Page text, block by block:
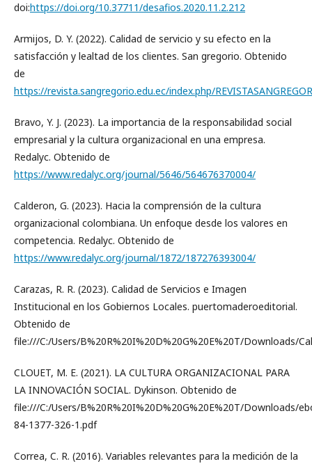
doi:https://doi.org/10.37711/desafios.2020.11.2.212
Armijos, D. Y. (2022). Calidad de servicio y su efecto en la
satisfacción y lealtad de los clientes. San gregorio. Obtenido
de
https://revista.sangregorio.edu.ec/index.php/
Bravo, Y. J. (2023). La importancia de la responsabilidad social
empresarial y la cultura organizacional en una empresa.
Redalyc. Obtenido de
https://www.redalyc.org/journal/5646/564676370004/
Calderon, G. (2023). Hacia la comprensión de la cultura
organizacional colombiana. Un enfoque desde los valores en
competencia. Redalyc. Obtenido de
https://www.redalyc.org/journal/1872/187276393004/
Carazas, R. R. (2023). Calidad de Servicios e Imagen
Institucional en los Gobiernos Locales. puertomaderoeditorial.
Obtenido de
file:///C:/Users/B%20R%20I%20D%20G%20E%20T/Downloads/
CLOUET, M. E. (2021). LA CULTURA ORGANIZACIONAL PARA
LA INNOVACIÓN SOCIAL. Dykinson. Obtenido de
file:///C:/Users/B%20R%20I%20D%20G%20E%20T/Downloads/
84-1377-326-1.pdf
Correa, C. R. (2016). Variables relevantes para la medición de la